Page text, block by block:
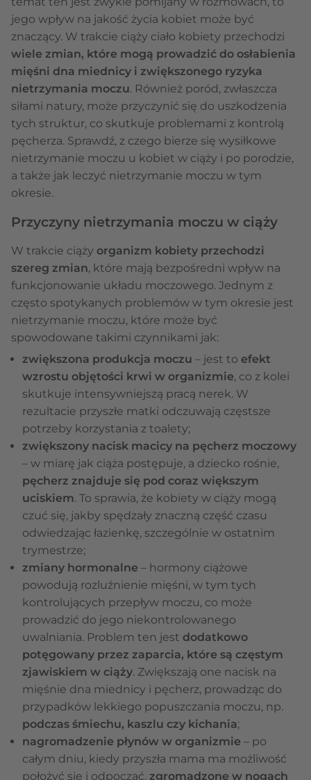
jego wpływ na jakość życia kobiet może być
znaczący. W trakcie ciąży ciało kobiety przechodzi
wiele zmian, które mogą prowadzić do osłabienia
mięśni dna miednicy i zwiększonego ryzyka
nietrzymania moczu. Również poród, zwłaszcza
siłami natury, może przyczynić się do uszkodzenia
tych struktur, co skutkuje problemami z kontrolą
pęcherza. Sprawdź, z czego bierze się wysiłkowe
nietrzymanie moczu u kobiet w ciąży i po porodzie,
a także jak leczyć nietrzymanie moczu w tym
okresie.
Przyczyny nietrzymania moczu w ciąży
W trakcie ciąży organizm kobiety przechodzi
szereg zmian, które mają bezpośredni wpływ na
funkcjonowanie układu moczowego. Jednym z
często spotykanych problemów w tym okresie jest
nietrzymanie moczu, które może być
spowodowane takimi czynnikami jak:
zwiększona produkcja moczu – jest to efekt
wzrostu objętości krwi w organizmie, co z kolei
skutkuje intensywniejszą pracą nerek. W
rezultacie przyszłe matki odczuwają częstsze
potrzeby korzystania z toalety;
zwiększony nacisk macicy na pęcherz moczowy
– w miarę jak ciąża postępuje, a dziecko rośnie,
pęcherz znajduje się pod coraz większym
uciskiem. To sprawia, że kobiety w ciąży mogą
czuć się, jakby spędzały znaczną część czasu
odwiedzając łazienkę, szczególnie w ostatnim
trymestrze;
zmiany hormonalne – hormony ciążowe
powodują rozluźnienie mięśni, w tym tych
kontrolujących przepływ moczu, co może
prowadzić do jego niekontrolowanego
uwalniania. Problem ten jest dodatkowo
potęgowany przez zaparcia, które są częstym
zjawiskiem w ciąży. Zwiększają one nacisk na
mięśnie dna miednicy i pęcherz, prowadząc do
przypadków lekkiego popuszczania moczu, np.
podczas śmiechu, kaszlu czy kichania;
nagromadzenie płynów w organizmie – po
całym dniu, kiedy przyszła mama ma możliwość
położyć się i odpocząć, zgromadzone w nogach